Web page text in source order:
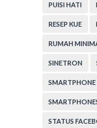
PUISI HATI
RESEP KUE
RUMAH
SINETRON
SMARTPHONE
STATUS